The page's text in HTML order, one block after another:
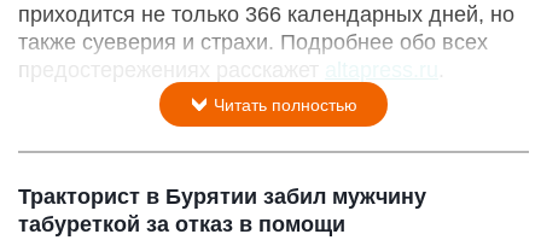
приходится не только 366 календарных дней, но
также суеверия и страхи. Подробнее обо всех
предостережениях расскажет
altapress.ru
Читать полностью
Тракторист в Бурятии забил мужчину
табуреткой за отказ в помощи